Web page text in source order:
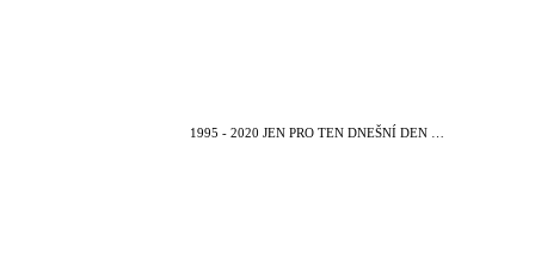
1995 - 2020 JEN PRO TEN DNEŠNÍ DEN …